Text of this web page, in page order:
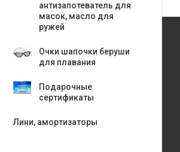
антизапотеватель для
масок, масло для
ружей
Очки шапочки беруши
для плавания
Подарочные
сертификаты
Лини, амортизаторы